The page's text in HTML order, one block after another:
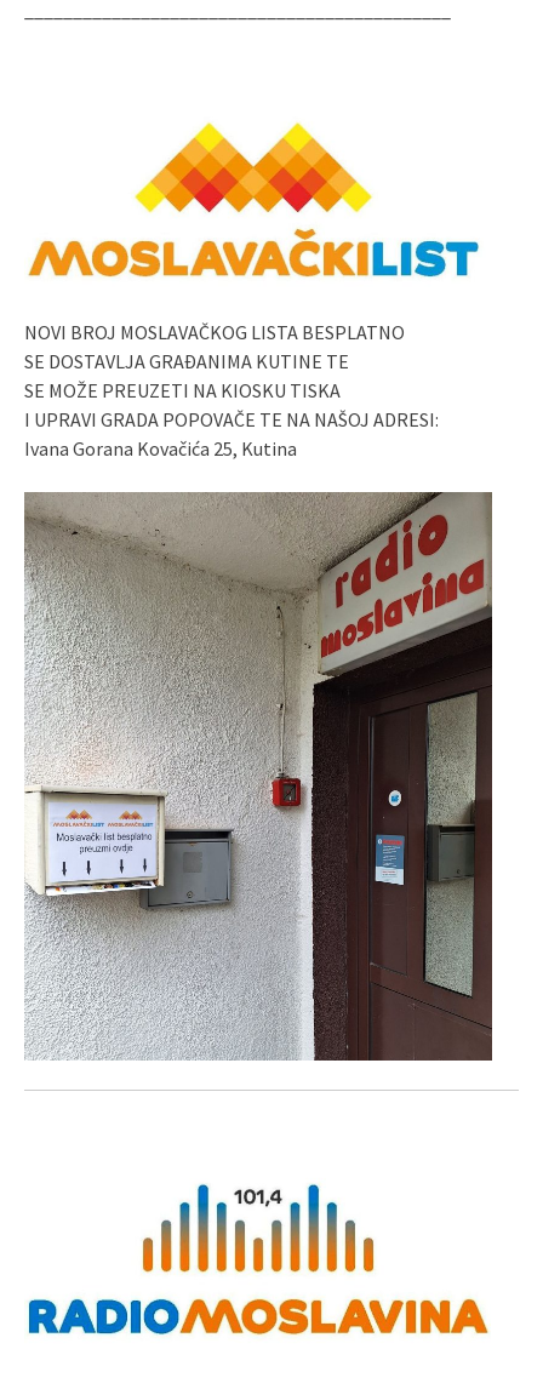
NOVI BROJ MOSLAVAČKOG LISTA BESPLATNO
SE DOSTAVLJA GRAĐANIMA KUTINE TE
SE MOŽE PREUZETI NA KIOSKU TISKA
I UPRAVI GRADA POPOVAČE TE NA NAŠOJ ADRESI:
Ivana Gorana Kovačića 25, Kutina